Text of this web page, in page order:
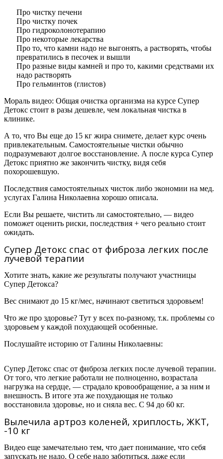
Про чистку печени
Про чистку почек
Про гидроколонотерапию
Про некоторые лекарства
Про то, что камни надо не выгонять, а растворять, чтобы
превратились в песочек и вышли
Про разные виды камней и про то, какими средствами их
надо растворять
Про гельминтов (глистов)
Мораль видео: Общая очистка организма на курсе Супер
Детокс стоит в разы дешевле, чем локальная чистка в
клинике.
А то, что Вы еще до 15 кг жира снимете, делает курс очень
привлекательным. Самостоятельные чистки обычно
подразумевают долгое восстановление. А после курса Супер
Детокс приятно же закончить чистку, видя себя
похорошевшую.
Последствия самостоятельных чисток либо экономии на мед.
услугах Галина Николаевна хорошо описала.
Если Вы решаете, чистить ли самостоятельно, — видео
поможет оценить риски, последствия + чего реально стоит
ожидать.
Супер Детокс спас от фиброза легких после
лучевой терапии
Хотите знать, какие же результаты получают участницы
Супер Детокса?
Вес снимают до 15 кг/мес, начинают светиться здоровьем!
Что же про здоровье? Тут у всех по-разному, т.к. проблемы со
здоровьем у каждой похудающей особенные.
Послушайте историю от Галины Николаевны:
Супер Детокс спас от фиброза легких после лучевой терапии.
От того, что легкие работали не полноценно, возрастала
нагрузка на сердце, — страдало кровообращение, а за ним и
внешность. В итоге эта же похудающая не только
восстановила здоровье, но и сняла вес. С 94 до 60 кг.
Вылечила артроз коленей, хриплость, ЖКТ,
-10 кг
Видео еще замечательно тем, что дает понимание, что себя
запускать не надо. О себе надо заботиться, даже если